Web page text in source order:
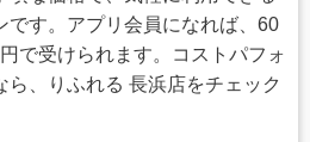
です。アプリ会員になれば、60
で受けられます。コストパフォ
ら、りふれる 長浜店をチェック